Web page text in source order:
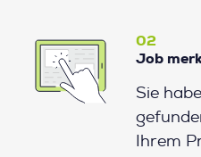
02
Job
Sie
Ihrem